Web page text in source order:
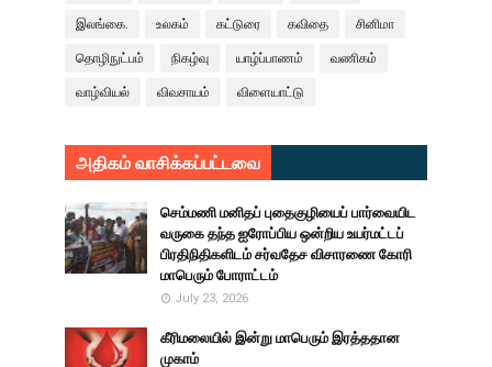
இலங்கை. உலகம் கட்டுரை கவிதை சினிமா
தொழிநுட்பம் நிகழ்வு யாழ்ப்பாணம் வணிகம்
வாழ்வியல் விவசாயம் விளையாட்டு
அதிகம் வாசிக்கப்பட்டவை
செம்மணி மனிதப் புதைகுழியைப் பார்வையிட
வருகை தந்த ஐரோப்பிய ஒன்றிய உயர்மட்டப்
பிரதிநிதிகளிடம் சர்வதேச விசாரணை கோரி
மாபெரும் போராட்டம்
July 23, 2026
கீரிமலையில் இன்று மாபெரும் இரத்ததான
முகாம்